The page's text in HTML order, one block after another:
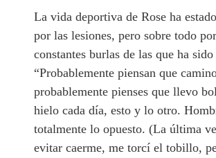
La vida deportiva de Rose ha
por las lesiones, pero sobre todo
constantes burlas de las que ha
“Probablemente piensan que
probablemente pienses que llevo
hielo cada día, esto y lo otro.
totalmente lo opuesto. (La última
evitar caerme, me torcí el tobillo,